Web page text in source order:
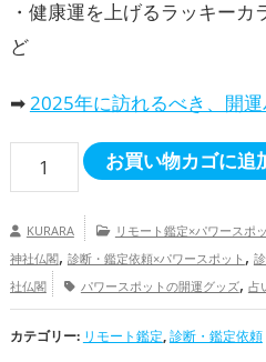
・健康運を上げるラッキー
ど
➡2025年に訪れるべき、開
年
の
運
勢
占
お買い物カゴに追
KURARA リモート鑑定×パワースポ
神社仏閣, 診断・鑑定依頼×パワースポット ,
社仏閣
パワースポットの開運グッズ, 占
健康運アップ
慶愛占舎KURARAの
カテゴリー: リモート鑑定,診断・鑑定依頼